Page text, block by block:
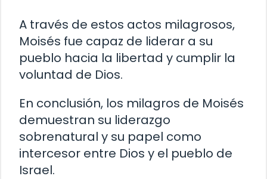
A través de estos actos milagrosos,
Moisés fue capaz de liderar a su
pueblo hacia la libertad y cumplir la
voluntad de Dios.
En conclusión, los milagros de Moisés
demuestran su liderazgo
sobrenatural y su papel como
intercesor entre Dios y el pueblo de
Israel.